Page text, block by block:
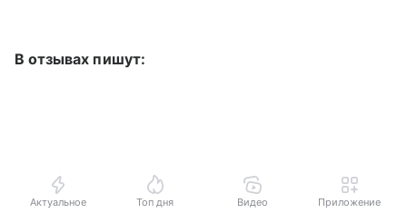
В отзывах пишут:
Актуальное Топ дня Видео Приложение